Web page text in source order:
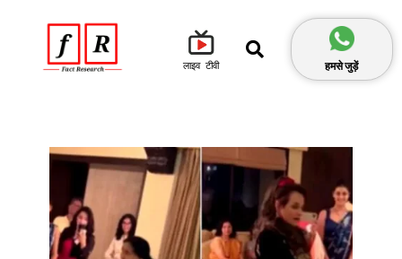
लाइव टीवी हमसे जुड़ें